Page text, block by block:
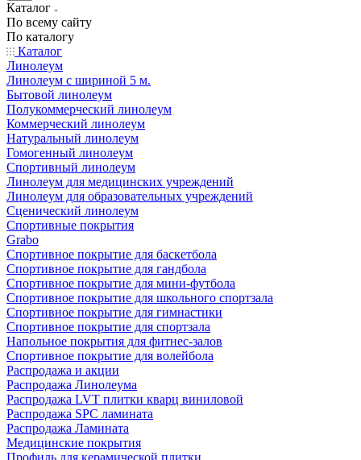
Каталог
По всему сайту
По каталогу
Каталог
Линолеум
Линолеум с шириной 5 м.
Бытовой линолеум
Полукоммерческий линолеум
Коммерческий линолеум
Натуральный линолеум
Гомогенный линолеум
Спортивный линолеум
Линолеум для медицинских учреждений
Линолеум для образовательных учреждений
Сценический линолеум
Спортивные покрытия
Grabo
Спортивное покрытие для баскетбола
Спортивное покрытие для гандбола
Спортивное покрытие для мини-футбола
Спортивное покрытие для школьного спортзала
Спортивное покрытие для гимнастики
Спортивное покрытие для спортзала
Напольное покрытия для фитнес-залов
Спортивное покрытие для волейбола
Распродажа и акции
Распродажа Линолеума
Распродажа LVT плитки кварц виниловой
Распродажа SPC ламината
Распродажа Ламината
Медицинские покрытия
Профиль для керамической плитки